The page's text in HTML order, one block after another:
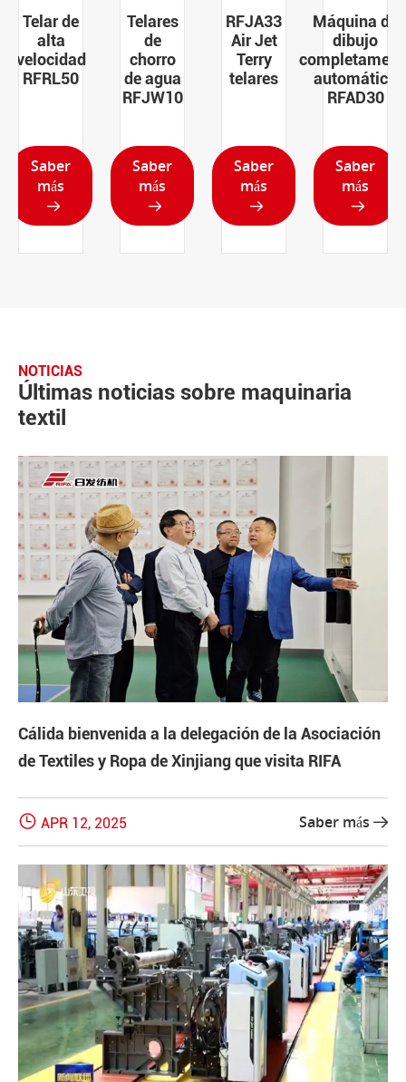
Telar de
alta
RFRL50
Saber
más
Telares
chorro
de agua
RFJW10
Saber
más
RFJA33
Air Jet
Terry
telares
Saber
más
Máquina de
dibujo
completamente
automática
RFAD30
Saber
más
NOTICIAS
Últimas noticias sobre maquinaria
textil
Cálida bienvenida a la delegación de la Asociación
de Textiles y Ropa de Xinjiang que visita RIFA
 APR 12, 2025 Saber más 